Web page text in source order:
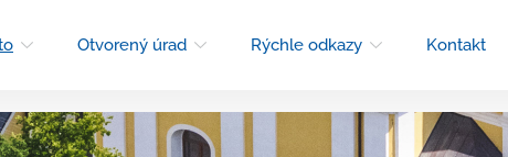
Otvorený úrad Rýchle odkazy Kontakt